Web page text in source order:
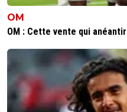
OM
OM : Cette vente qui